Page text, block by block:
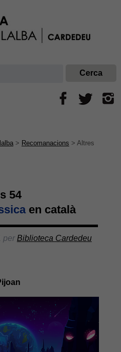
> Recomanacions > Altres
54
en català
perBiblioteca Cardedeu